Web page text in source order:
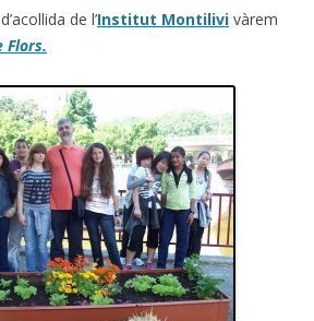
de l’Institut Montilivi vàrem
Flors.